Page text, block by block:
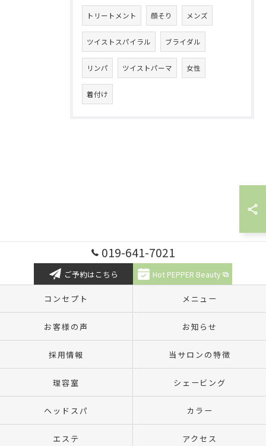
トリートメント 顔そり メンズ
ツイストスパイラル ブライダル
リンパ ツイストパーマ 女性
着付け
019-641-7021
ご予約はこちら Hot PEPPER Beauty
コンセプト メニュー
お客様の声 お知らせ
採用情報 当サロンの特徴
理容室 シェービング
ヘッドスパ カラー
エステ アクセス